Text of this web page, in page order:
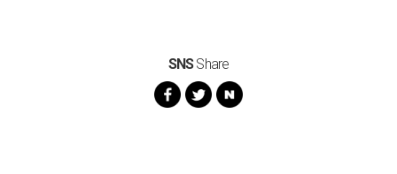
SNSShare